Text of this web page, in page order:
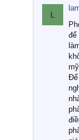
L
để
Để